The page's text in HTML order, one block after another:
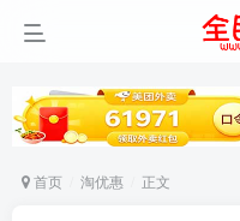
首页 淘优惠 正文